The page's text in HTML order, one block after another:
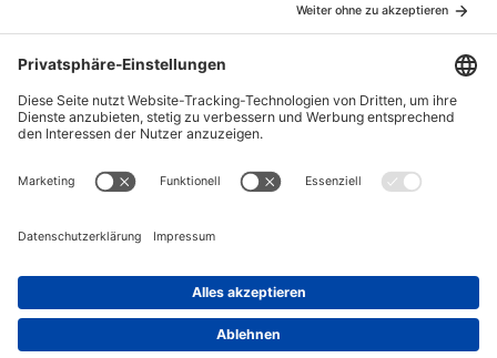
Wann die Summer wieder da ist kommen die
Geschichten wahrscheinlich auch wieder.
Falls nicht eine neue Serie oder ein Film kommt,
Es sei denn, es kommt wieder jemand,
und irgendwelche lustigen "Verschwörungs" Theorien